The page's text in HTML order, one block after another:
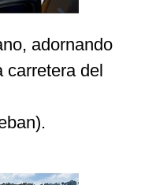
adornando
del